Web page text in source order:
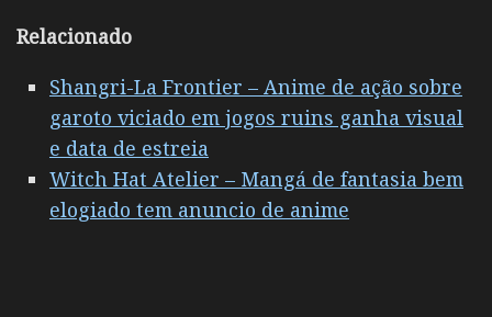
Relacionado
Shangri-La Frontier – Anime de ação sobre
garoto viciado em jogos ruins ganha visual
e data de estreia
Witch Hat Atelier – Mangá de fantasia bem
elogiado tem anuncio de anime